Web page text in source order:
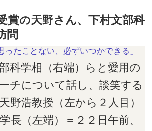
賞の天野さん、下村文部科
問
科学相（右端）らと愛用の
チについて話し、談笑する
野浩教授（左から２人目）
長（左端）＝２２日午前、